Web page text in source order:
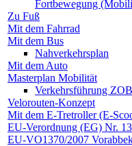
Fortbewegung
Zu Fuß
Mit dem Fahrrad
Mit dem Bus
Nahverkehrsplan
Mit dem Auto
Masterplan Mobilität
Verkehrsführung ZOB
Velorouten-Konzept
Mit dem E-Tretroller (E-
EU-Verordnung (EG) Nr.
EU-VO1370/2007